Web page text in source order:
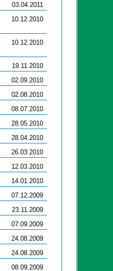
03.04.2011
10.12.2010
10.12.2010
19.11.2010
02.09.2010
02.08.2010
08.07.2010
28.05.2010
28.04.2010
26.03.2010
12.03.2010
14.01.2010
07.12.2009
23.11.2009
07.09.2009
24.08.2009
24.08.2009
08.09.2009